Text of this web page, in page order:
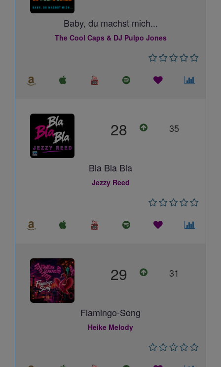
Baby, du machst mich...
The Cool Caps & DJ Pulpo Jones
28 35
Bla Bla Bla
Jezzy Reed
29 31
Flamingo-Song
Heike Melody